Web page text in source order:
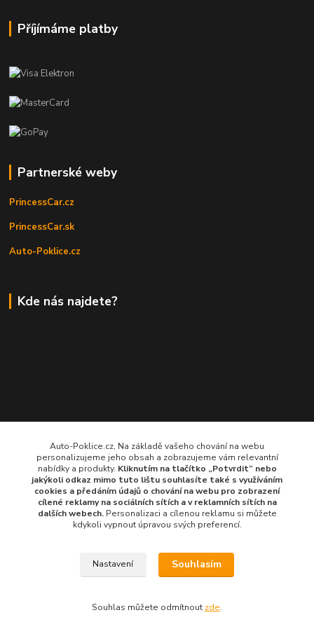
Příjímáme platby
Partnerské weby
PrincessCar.cz
PrincessCar.sk
Auto-Poklice.cz
Kde nás najdete?
© 2024 všechna práva vyhrazena
Auto-Poklice.cz, Na základě vašeho chování na webu
personalizujeme jeho obsah a zobrazujeme vám relevantní
nabídky a produkty. Kliknutím na tlačítko „Potvrdit“ nebo
jakýkoli odkaz mimo tuto lištu souhlasíte také s využíváním
cookies a předáním údajů o chování na webu pro zobrazení
cílené reklamy na sociálních sítích a v reklamních sítíchna
dalších webech.Personalizaci a cílenou reklamu si můžete
kdykoli vypnout úpravou svých preferencí.
Nastavení Souhlasím
Souhlas můžete odmítnout zde.